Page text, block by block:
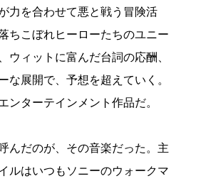
力を合わせて悪と戦う冒険活
ちこぼれヒーローたちのユニー
ウィットに富んだ台詞の応酬、
な展開で、予想を超えていく。
ンターテインメント作品だ。
んだのが、その音楽だった。主
ルはいつもソニーのウォークマ